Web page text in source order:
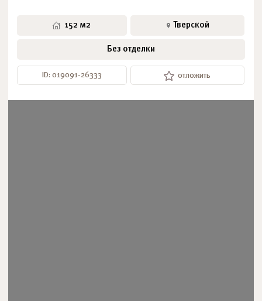
152 м2 Тверской
Без отделки
ID: 019091-26333 отложить